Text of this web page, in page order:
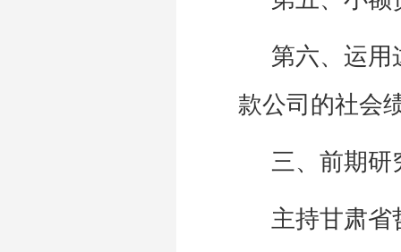
第六、运用
款公司的社会
三、前期研
主持甘肃省